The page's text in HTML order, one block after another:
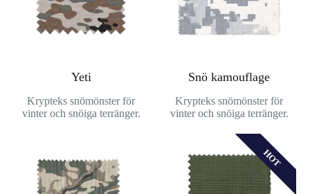
Yeti
Krypteks snömönster för
vinter och snöiga terränger.
Snö kamouflage
Krypteks snömönster för
vinter och snöiga terränger.
HOT